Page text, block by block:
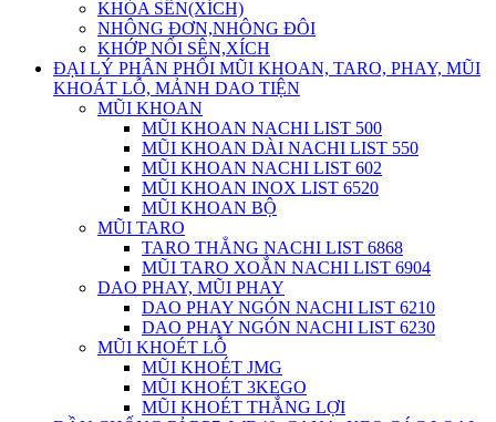
KHÓA SÊN(XÍCH)
NHÔNG ĐƠN,NHÔNG ĐÔI
KHỚP NỐI SÊN,XÍCH
ĐẠI LÝ PHÂN PHỐI MŨI KHOAN, TARO, PHAY, MŨI
KHOÁT LỖ, MẢNH DAO TIỆN
MŨI KHOAN
MŨI KHOAN NACHI LIST 500
MŨI KHOAN DÀI NACHI LIST 550
MŨI KHOAN NACHI LIST 602
MŨI KHOAN INOX LIST 6520
MŨI KHOAN BỘ
MŨI TARO
TARO THẲNG NACHI LIST 6868
MŨI TARO XOẮN NACHI LIST 6904
DAO PHAY, MŨI PHAY
DAO PHAY NGÓN NACHI LIST 6210
DAO PHAY NGÓN NACHI LIST 6230
MŨI KHOÉT LỖ
MŨI KHOÉT JMG
MŨI KHOÉT 3KEGO
MŨI KHOÉT THẮNG LỢI